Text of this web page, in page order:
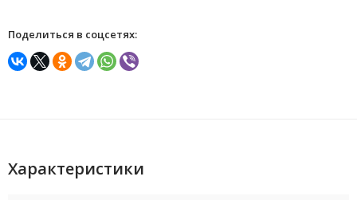
Поделиться в соцсетях:
Характеристики